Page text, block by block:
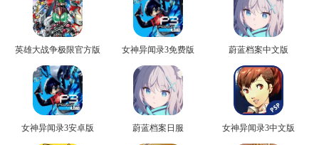
英雄大战争极限官方版 女神异闻录3免费版 蔚蓝档案中文版
女神异闻录3安卓版 蔚蓝档案日服 女神异闻录3中文版